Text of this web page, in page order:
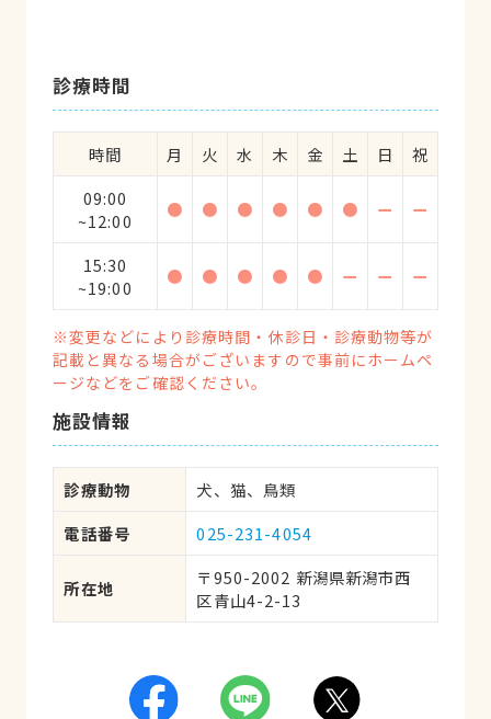
診療時間
時間 月 火 水 木 金 土 日
祝
09:00
~12:00
● ● ● ● ● ● ー ー
15:30
~19:00
● ● ● ● ● ー ー ー
※変更などにより診療時間・休診日・診療動物等が
記載と異なる場合がございますので事前にホームペ
ージなどをご確認ください。
施設情報
診療動物
犬、猫、鳥類
電話番号
025-231-4054
所在地
〒950-2002 新潟県新潟市西
区青山4-2-13